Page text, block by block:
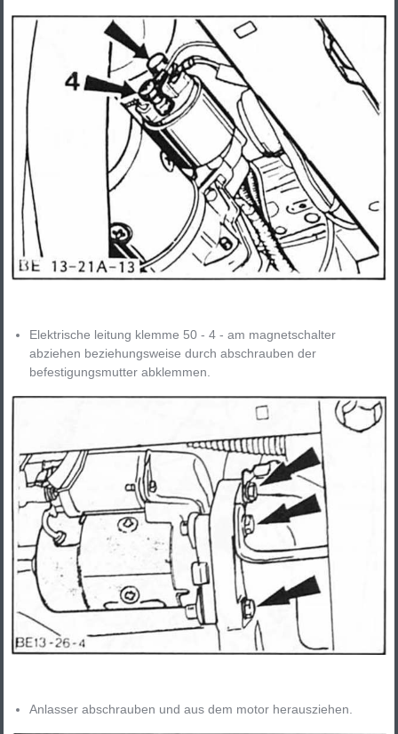
Elektrische leitung klemme 50 - 4 - am magnetschalter
abziehen beziehungsweise durch abschrauben der
befestigungsmutter abklemmen.
Anlasser abschrauben und aus dem motor herausziehen.